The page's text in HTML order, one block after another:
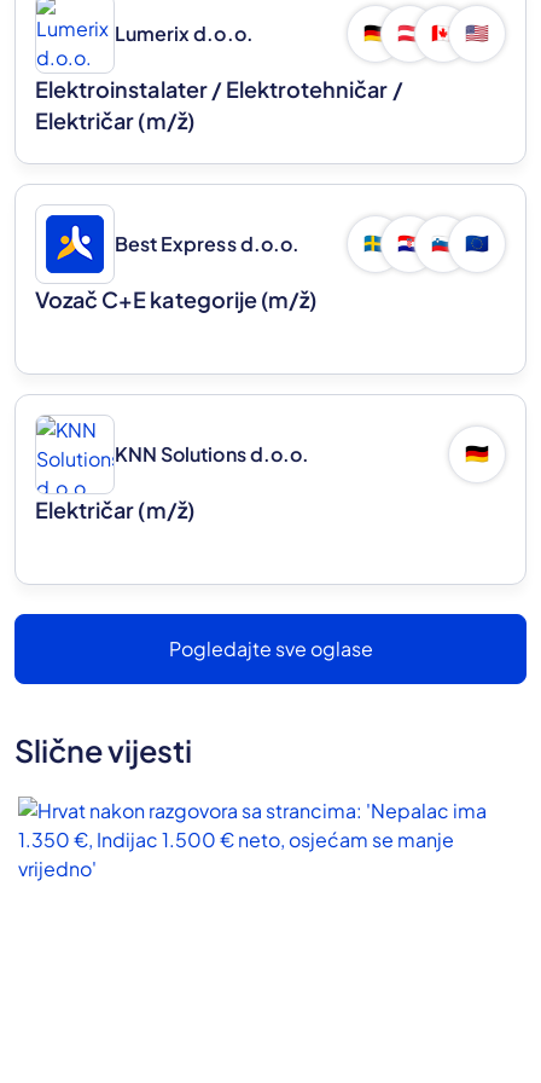
Lumerix d.o.o. 🇩🇪 🇦🇹 🇨🇦 🇺🇸
Elektroinstalater / Elektrotehničar /
Električar(m/ž)
Best Express d.o.o. 🇸🇪 🇭🇷 🇸🇮 🇪🇺
Vozač C+E kategorije(m/ž)
KNN Solutions d.o.o. 🇩🇪
Električar(m/ž)
Pogledajte sve oglase
Slične vijesti